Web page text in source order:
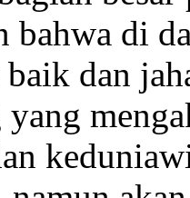
bahwa di
dan